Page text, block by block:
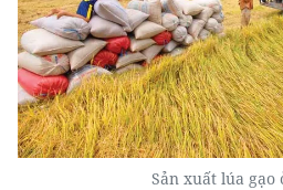
Sản xuất lúa gạo